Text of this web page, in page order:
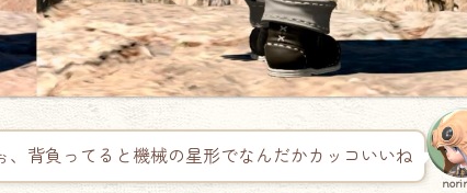
、背負ってると機械の星形でなんだかカッコいいね